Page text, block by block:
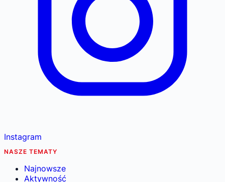
Instagram
NASZE TEMATY
Najnowsze
Aktywność